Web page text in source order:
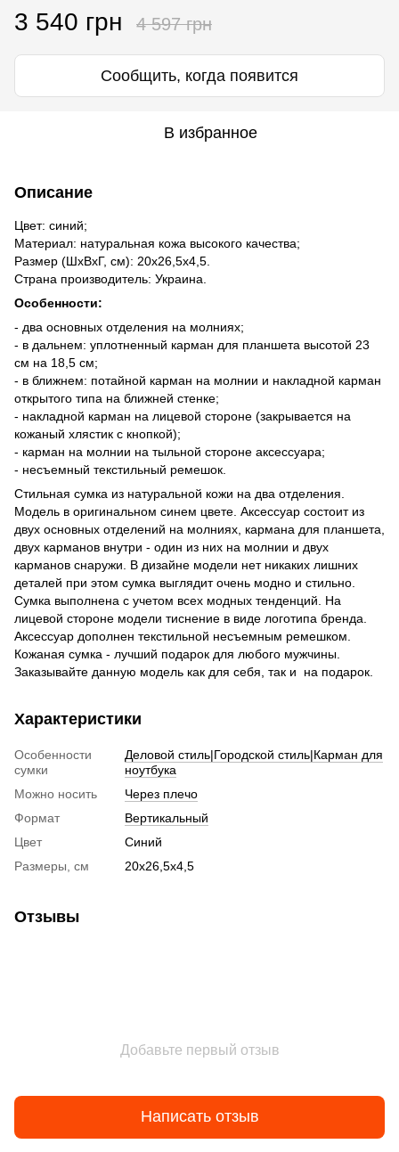
3 540 грн 4 597 грн
Сообщить, когда появится
В избранное
Описание
Цвет: синий;
Материал: натуральная кожа высокого качества;
Размер (ШхВхГ, см): 20х26,5х4,5.
Страна производитель: Украина.
Особенности:
- два основных отделения на молниях;
- в дальнем: уплотненный карман для планшета высотой 23
см на 18,5 см;
- в ближнем: потайной карман на молнии и накладной карман
открытого типа на ближней стенке;
- накладной карман на лицевой стороне (закрывается на
кожаный хлястик с кнопкой);
- карман на молнии на тыльной стороне аксессуара;
- несъемный текстильный ремешок.
Стильная сумка из натуральной кожи на два отделения.
Модель в оригинальном синем цвете. Аксессуар состоит из
двух основных отделений на молниях, кармана для планшета,
двух карманов внутри - один из них на молнии и двух
карманов снаружи. В дизайне модели нет никаких лишних
деталей при этом сумка выглядит очень модно и стильно.
Сумка выполнена с учетом всех модных тенденций. На
лицевой стороне модели тиснение в виде логотипа бренда.
Аксессуар дополнен текстильной несъемным ремешком.
Кожаная сумка - лучший подарок для любого мужчины.
Заказывайте данную модель как для себя, так и на подарок.
Характеристики
Особенности
сумки
Деловой стиль|Городской стиль|Карман для
ноутбука
Можно носить
Через плечо
Формат
Вертикальный
Цвет
Синий
Размеры, см
20х26,5х4,5
Отзывы
Добавьте первый отзыв
Написать отзыв